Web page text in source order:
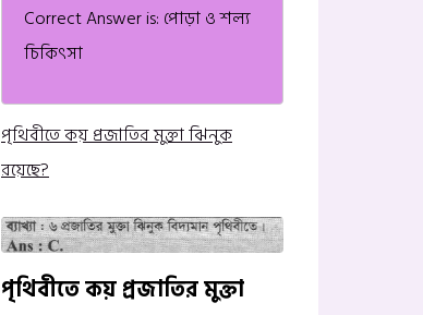
Correct Answer is: পোড়া ও শল্য
চিকিৎসা
পৃথিবীতে কয় প্রজাতির মুক্তা ঝিনুক
রয়েছে?
পৃথিবীতে কয় প্রজাতির মুক্তা